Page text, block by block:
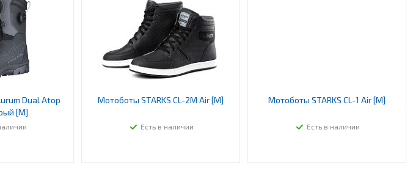
Dual Atop
[M]
Мотоботы STARKS CL-2M Air [M]
Есть в наличии
Мотоботы STARKS CL-1 Air [M]
Есть в наличии